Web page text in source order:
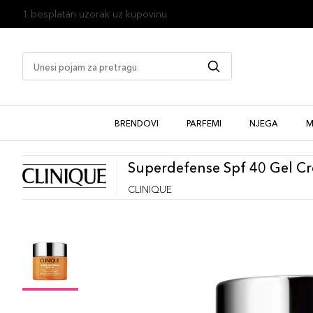
1 besplatan uzorak uz kupovinu
BRENDOVI PARFEMI NJEGA
Superdefense Spf 40 Gel
CLINIQUE